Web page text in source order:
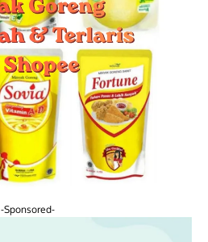
-Sponsored-